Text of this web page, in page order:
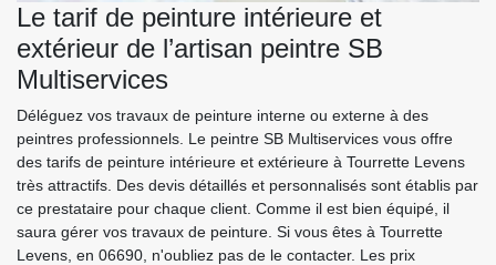
Le tarif de peinture intérieure et
extérieur de l’artisan peintre SB
Multiservices
Déléguez vos travaux de peinture interne ou externe à des
peintres professionnels. Le peintre SB Multiservices vous offre
des tarifs de peinture intérieure et extérieure à Tourrette Levens
très attractifs. Des devis détaillés et personnalisés sont établis par
ce prestataire pour chaque client. Comme il est bien équipé, il
saura gérer vos travaux de peinture. Si vous êtes à Tourrette
Levens, en 06690, n'oubliez pas de le contacter. Les prix